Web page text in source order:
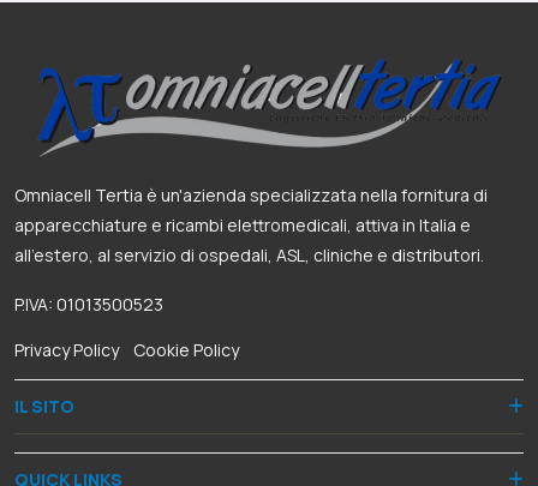
Omniacell Tertia è un'azienda specializzata nella fornitura di
apparecchiature e ricambi elettromedicali, attiva in Italia e
all’estero, al servizio di ospedali, ASL, cliniche e distributori.
P.IVA: 01013500523
Privacy Policy- Cookie Policy
IL SITO
QUICK LINKS